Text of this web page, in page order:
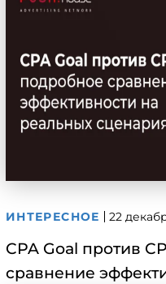
ИНТЕРЕСНОЕ 22
CPA Goal против
сравнение